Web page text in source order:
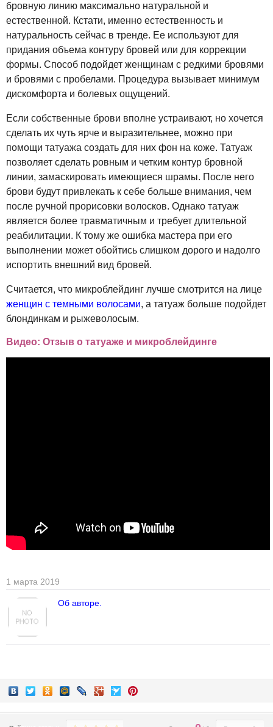
бровную линию максимально натуральной и
естественной. Кстати, именно естественность и
натуральность сейчас в тренде. Ее используют для
придания объема контуру бровей или для коррекции
формы. Способ подойдет женщинам с редкими бровями
и бровями с пробелами. Процедура вызывает минимум
дискомфорта и болевых ощущений.
Если собственные брови вполне устраивают, но хочется
сделать их чуть ярче и выразительнее, можно при
помощи татуажа создать для них фон на коже. Татуаж
позволяет сделать ровным и четким контур бровной
линии, замаскировать имеющиеся шрамы. После него
брови будут привлекать к себе больше внимания, чем
после ручной прорисовки волосков. Однако татуаж
является более травматичным и требует длительной
реабилитации. К тому же ошибка мастера при его
выполнении может обойтись слишком дорого и надолго
испортить внешний вид бровей.
Считается, что микроблейдинг лучше смотрится на лице
женщин с темными волосами, а татуаж больше подойдет
блондинкам и рыжеволосым.
Видео: Отзыв о татуаже и микроблейдинге
1 марта 2019
Об авторе.